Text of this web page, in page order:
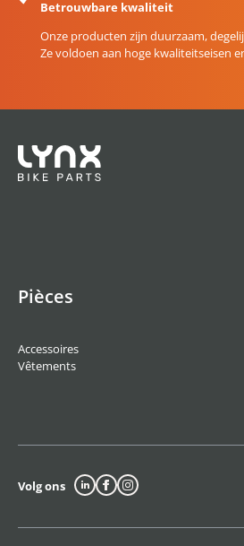
Betrouwbare kwaliteit
Onze producten zijn duurzaam,
Ze voldoen aan hoge kwaliteitseisen
Pièces
Accessoires
Vêtements
Volg ons